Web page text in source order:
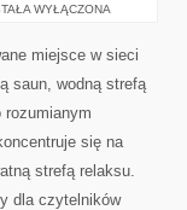
WYŁĄCZONA
miejsce w sieci
saun, wodną strefą
się na
strefą relaksu.
dla czytelników